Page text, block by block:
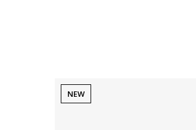
NEW